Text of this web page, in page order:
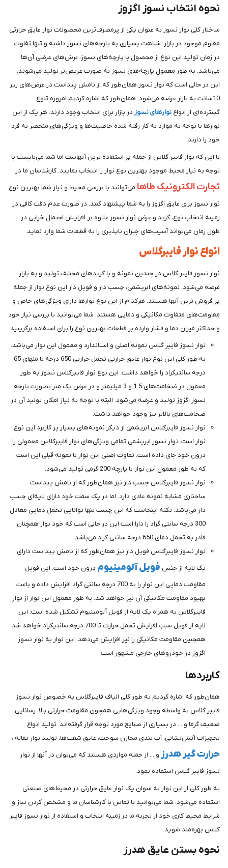
نحوه انتخاب نسوز اگزوز
ساختار کلی نوار نسوز به عنوان یکی از پرمصرف‌ترین محصولات نوار عایق حرارتی
مقاوم موجود در بازار، شباهت بسیاری به پارچه‌های نسوز داشته و تنها تفاوت
در زمان تولید این نوع از محصول با پارچه‌های نسوز، برش‌های عرضی آن‌ها
می‌باشد. به طور معمول پارچه‌های نسوز به صورت عریض‌تر تولید می‌شوند.
این در حالی است که نوار نسوز همان‌طور که از نامش پیداست در عرض‌های زیر
10سانت به بازار عرضه می‌شود. همان‌طور که اشاره کردیم امروزه تنوع
گسترده‌ای از انواع نوارهای نسوز در بازار برای انتخاب وجود دارند. هر یک از این
نوارها با توجه به موارد به کار رفته شده خاصیت‌ها و ویژگی‌های منحصر به فرد
خود را دارند.
با این که نوار فایبر گلاس از جمله پر استفاده ترین آنهاست اما شما می‌بایست با
توجه به نیاز محیط موجود بهترین نوع نوار را انتخاب نمایید. کارشناسان ما در
تجارت الکترونیک طاها می‌توانند با بررسی محیط و نیاز شما بهترین نوع
نوار نسوز برای عایق اگزوز را به شما پیشنهاد کنند. در صورت عدم دقت کافی در
زمینه انتخاب نوع، گرید و عرض نوار نسوز علاوه بر افزایش احتمال خرابی در
طول زمان می‌تواند آسیب‌های جبران ناپذیری را به قطعات شما وارد نماید.
انواع نوار فایبرگلاس
نوار نسوز فایبر گلاس در چندین نمونه و با گریدهای مختلف تولید و به بازار
عرضه می‌شود. نمونه‌های ابریشمی، چسب دار و فویل دار این نوع نوار از جمله
پر فروش ترین آنها هستند. هرکدام از این نوع نوارها دارای ویژگی‌های خاص و
مقاومت‌های متفاوت مکانیکی و دمایی هستند. شما می‌توانید با بررسی نیاز خود
و حداکثر میزان دما و فشار وارده بر قطعات بهترین نوع را برای استفاده برگزینید.
نوار نسوز فایبر گلاس نمونه اصلی و استاندارد و معمول این نوار می‌باشد.
به طور کلی این نوع نوار عایق حرارتی تحمل حرارتی 650 درجه تا منهای 65
درجه سانتیگراد را خواهد داشت. این نوع نوار فایبرگلاس نسوز به طور
معمول در ضخامت‌های 1.5 و 3 میلیمتر و در عرض یک متر بصورت پارچه
نسوز اگزوز تولید و عرضه می‌شود. البته با توجه به نیاز امکان تولید آن در
ضخامت‌های بالاتر نیز وجود خواهد داشت.
نوار نسوز فایبرگلاس ابریشمی از دیگر نمونه‌های بسیار پر کاربرد این نوع
نوار است. نوار نسوز ابریشمی تمامی ویژگی‌های نوار فایبرگلاس معمولی را
درون خود جای داده است. تفاوت اصلی این نوار با نمونه قبلی این است
که به طور معمول این نوار با پارچه 200 گرمی تولید می‌شود.
نوار نسوز فایبرگلاس چسب دار نیز همان‌طور که از نامش پیداست
ساختاری مشابه نمونه عادی دارد. اما در یک سمت خود دارای لایه‌ای چسب
دار می‌باشد. نکته اینجاست که این چسب تنها توانایی تحمل دمایی معادل
300 درجه سانتی گراد را دارا است این در حالی است که خود نوار همچنان
قادر به تحمل دمای 650 درجه سانتی گراد می‌باشد.
نوار نسوز فایبرگلاس فویل دار نیز همان‌طور که از نامش پیداست دارای
یک لایه از جنس فویل آلومینیوم درون خود است. این فویل
مقاومت دمایی این نوار را به 700 درجه سانتی گراد افزایش داده و باعث
بهبود مقاومت مکانیکی آن نیز خواهد شد. به طور معمول این نوار از نوار
فایبرگلاس به همراه یک لایه از فویل آلومینیوم تشکیل شده است. این
لایه از فویل سبب افزایش تحمل حرارت تا 700 درجه سانتیگراد خواهد شد؛
همچنین مقاومت مکانیکی را نیز افزایش می‌دهد. این نوار به نوار نسوز
اگزوز در خودروهای خارجی مشهور است.
کاربردها
همان‌طور که اشاره کردیم به طور کلی الیاف فایبرگلاس به خصوص نوار نسوز
فایبر گلاس به واسطه وجود ویژگی‌هایی همچون مقاومت حرارتی بالا، رسانایی
ضعیف گرما و ... در بسیاری از صنایع مورد توجه قرار گرفته‌اند. تولید انواع
تجهیزات آتش‌نشانی، آب بندی مخازن سوخت، عایق شفت‌ها، تولید نوار نقاله ،
حرارت گیر هدرز و ... از جمله مواردی هستند که می‌توان در آنها از نوار
نسوز فایبر گلاس استفاده نمود.
به طور کلی از این نوار به عنوان یک نوار عایق حرارتی در محیط‌های صنعتی
استفاده می‌شود. شما می‌توانید با تماس با کارشناسان ما و مشخص کردن نیاز و
شرایط محیط کاری خود از تجربه ما در زمینه انتخاب و استفاده از نوار نسوز فایبر
گلاس بهره‌مند شوید.
نحوه بستن عایق هدرز